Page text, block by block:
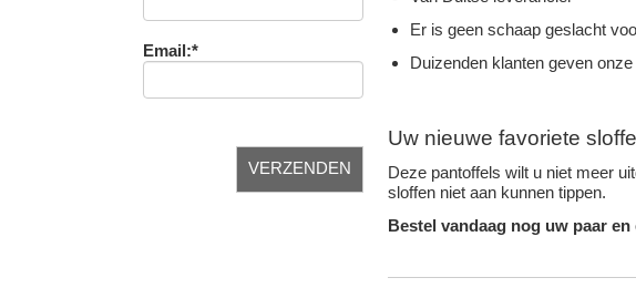
Email:*
Er is geen schaap geslacht
Duizenden klanten geven
Uw nieuwe favoriete
Deze pantoffels wilt u niet meer
sloffen niet aan kunnen tippen.
Bestel vandaag nog uw paar